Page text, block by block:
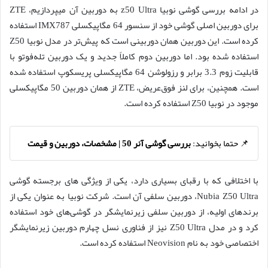
در ادامه بررسی گوشی نوبیا z50 Ultra به دوربین آن میپردازیم، ZTE
برای دوربین اصلی گوشی خود از سنسور 64 مگاپیکسلی IMX787 استفاده
کرده است. این دوربین همان دوربینی است که پیش‌تر در مدل نوبیا Z50
استفاده شده بود. اما دوربین دوم کاملاً جدید و یک دوربین تله‌فوتو با
قابلیت زوم 3.3 برابر و رزولوشن 64 مگاپیکسلی پریسکوپ استفاده شده
است. همچنین، برای لنز فوق‌عریض، ZTE از همان دوربین 50 مگاپیکسلی
موجود در نوبیا Z50 استفاده کرده است.
📌 حتما بخوانید:بررسی گوشی آنر 50 | مشخصات، دوربین و قیمت
با اختلافی که با رقبای بسیاری دارد، یکی از ویژگی های برجسته گوشی
Nubia Z50 Ultra، دوربین سلفی آن است. شرکت نوبیا به عنوان یکی از
برندهای اولیه، از دوربین سلفی زیرنمایشگر در گوشی‌های خود استفاده
کرد و در مدل Z50 Ultra نیز از فناوری نسل چهارم دوربین زیرنمایشگر
اختصاصی خود به نام Neovision استفاده کرده است.